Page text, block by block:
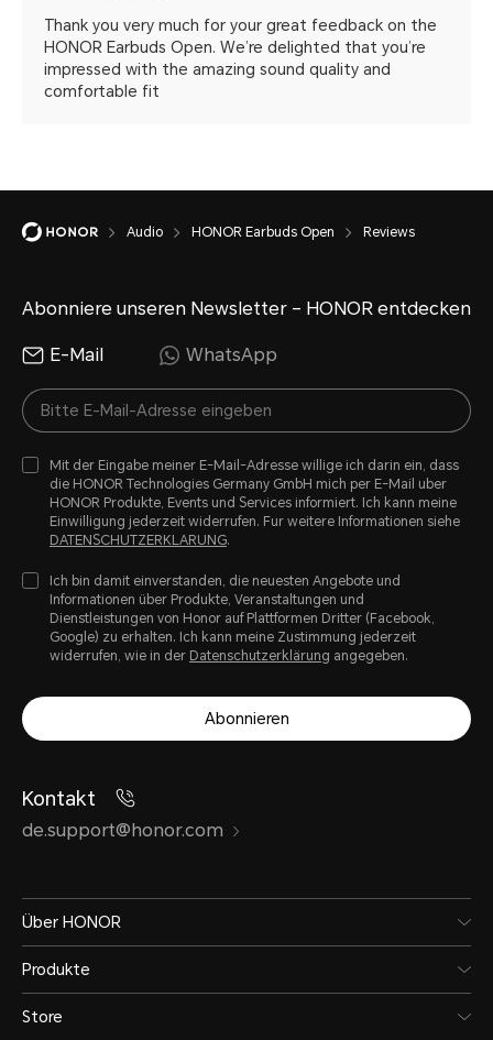
Thank you very much for your great feedback on the
HONOR Earbuds Open. We’re delighted that you’re
impressed with the amazing sound quality and
comfortable fit
Audio HONOR Earbuds Open Reviews
Abonniere unseren Newsletter – HONOR entdecken
E-Mail WhatsApp
Mit der Eingabe meiner E-Mail-Adresse willige ich darin ein, dass
die HONOR Technologies Germany GmbH mich per E-Mail uber
HONOR Produkte, Events und Services informiert. Ich kann meine
Einwilligung jederzeit widerrufen. Fur weitere Informationen siehe
DATENSCHUTZERKLARUNG.
Ich bin damit einverstanden, die neuesten Angebote und
Informationen über Produkte, Veranstaltungen und
Dienstleistungen von Honor auf Plattformen Dritter (Facebook,
Google) zu erhalten. Ich kann meine Zustimmung jederzeit
widerrufen, wie in der Datenschutzerklärung angegeben.
Abonnieren
Kontakt
de.support@honor.com
Über HONOR
Produkte
Store